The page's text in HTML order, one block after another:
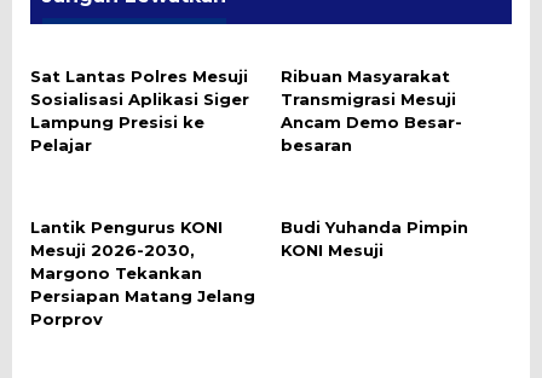
Sat Lantas Polres Mesuji
Sosialisasi Aplikasi Siger
Lampung Presisi ke
Pelajar
Ribuan Masyarakat
Transmigrasi Mesuji
Ancam Demo Besar-
besaran
Lantik Pengurus KONI
Mesuji 2026-2030,
Margono Tekankan
Persiapan Matang Jelang
Porprov
Budi Yuhanda Pimpin
KONI Mesuji